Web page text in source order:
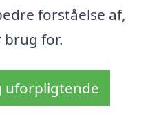
forståelse af,
brug for.
uforpligtende